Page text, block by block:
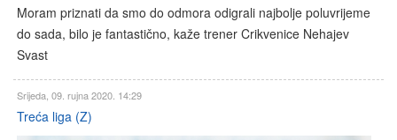
Moram priznati da smo do odmora odigrali najbolje poluvrijeme
do sada, bilo je fantastično, kaže trener Crikvenice Nehajev
Svast
Srijeda, 09. rujna 2020. 14:29
Treća liga (Z)